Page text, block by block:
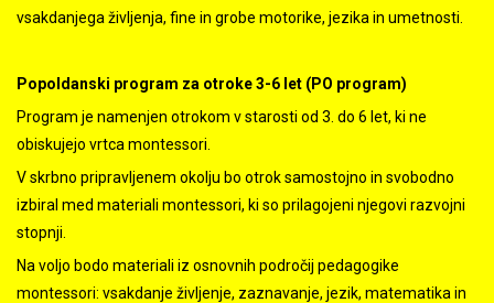
vsakdanjega življenja, fine in grobe motorike, jezika in umetnosti.
Popoldanski program za otroke 3-6 let (PO program)
Program je namenjen otrokom v starosti od 3. do 6 let, ki ne
obiskujejo vrtca montessori.
V skrbno pripravljenem okolju bo otrok samostojno in svobodno
izbiral med materiali montessori, ki so prilagojeni njegovi razvojni
stopnji.
Na voljo bodo materiali iz osnovnih področij pedagogike
montessori: vsakdanje življenje, zaznavanje, jezik, matematika in